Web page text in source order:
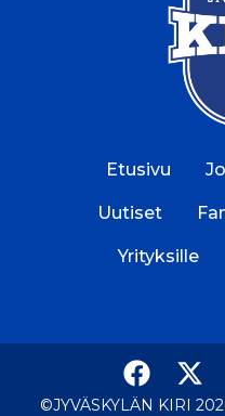
Etusivu
Uutiset
Yrityksille
©JYVÄSKYLÄN KIRI